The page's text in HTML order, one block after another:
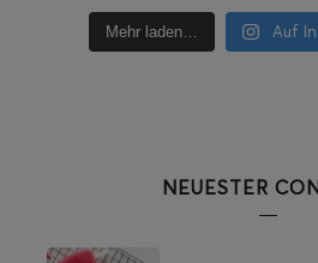
Mehr laden… Auf
NEUESTER